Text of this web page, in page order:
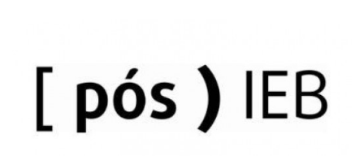
Mecila
Red BAALC